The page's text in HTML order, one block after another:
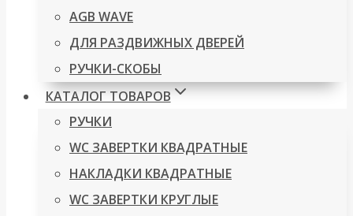
AGB WAVE
ДЛЯ РАЗДВИЖНЫХ ДВЕРЕЙ
РУЧКИ-СКОБЫ
КАТАЛОГ ТОВАРОВ
РУЧКИ
WC ЗАВЕРТКИ КВАДРАТНЫЕ
НАКЛАДКИ КВАДРАТНЫЕ
WC ЗАВЕРТКИ КРУГЛЫЕ